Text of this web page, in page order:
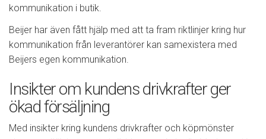
kommunikation i butik.
Beijer har även fått hjälp med att ta fram riktlinjer kring hur
kommunikation från leverantörer kan samexistera med
Beijers egen kommunikation.
Insikter om kundens drivkrafter ger
ökad försäljning
Med insikter kring kundens drivkrafter och köpmönster